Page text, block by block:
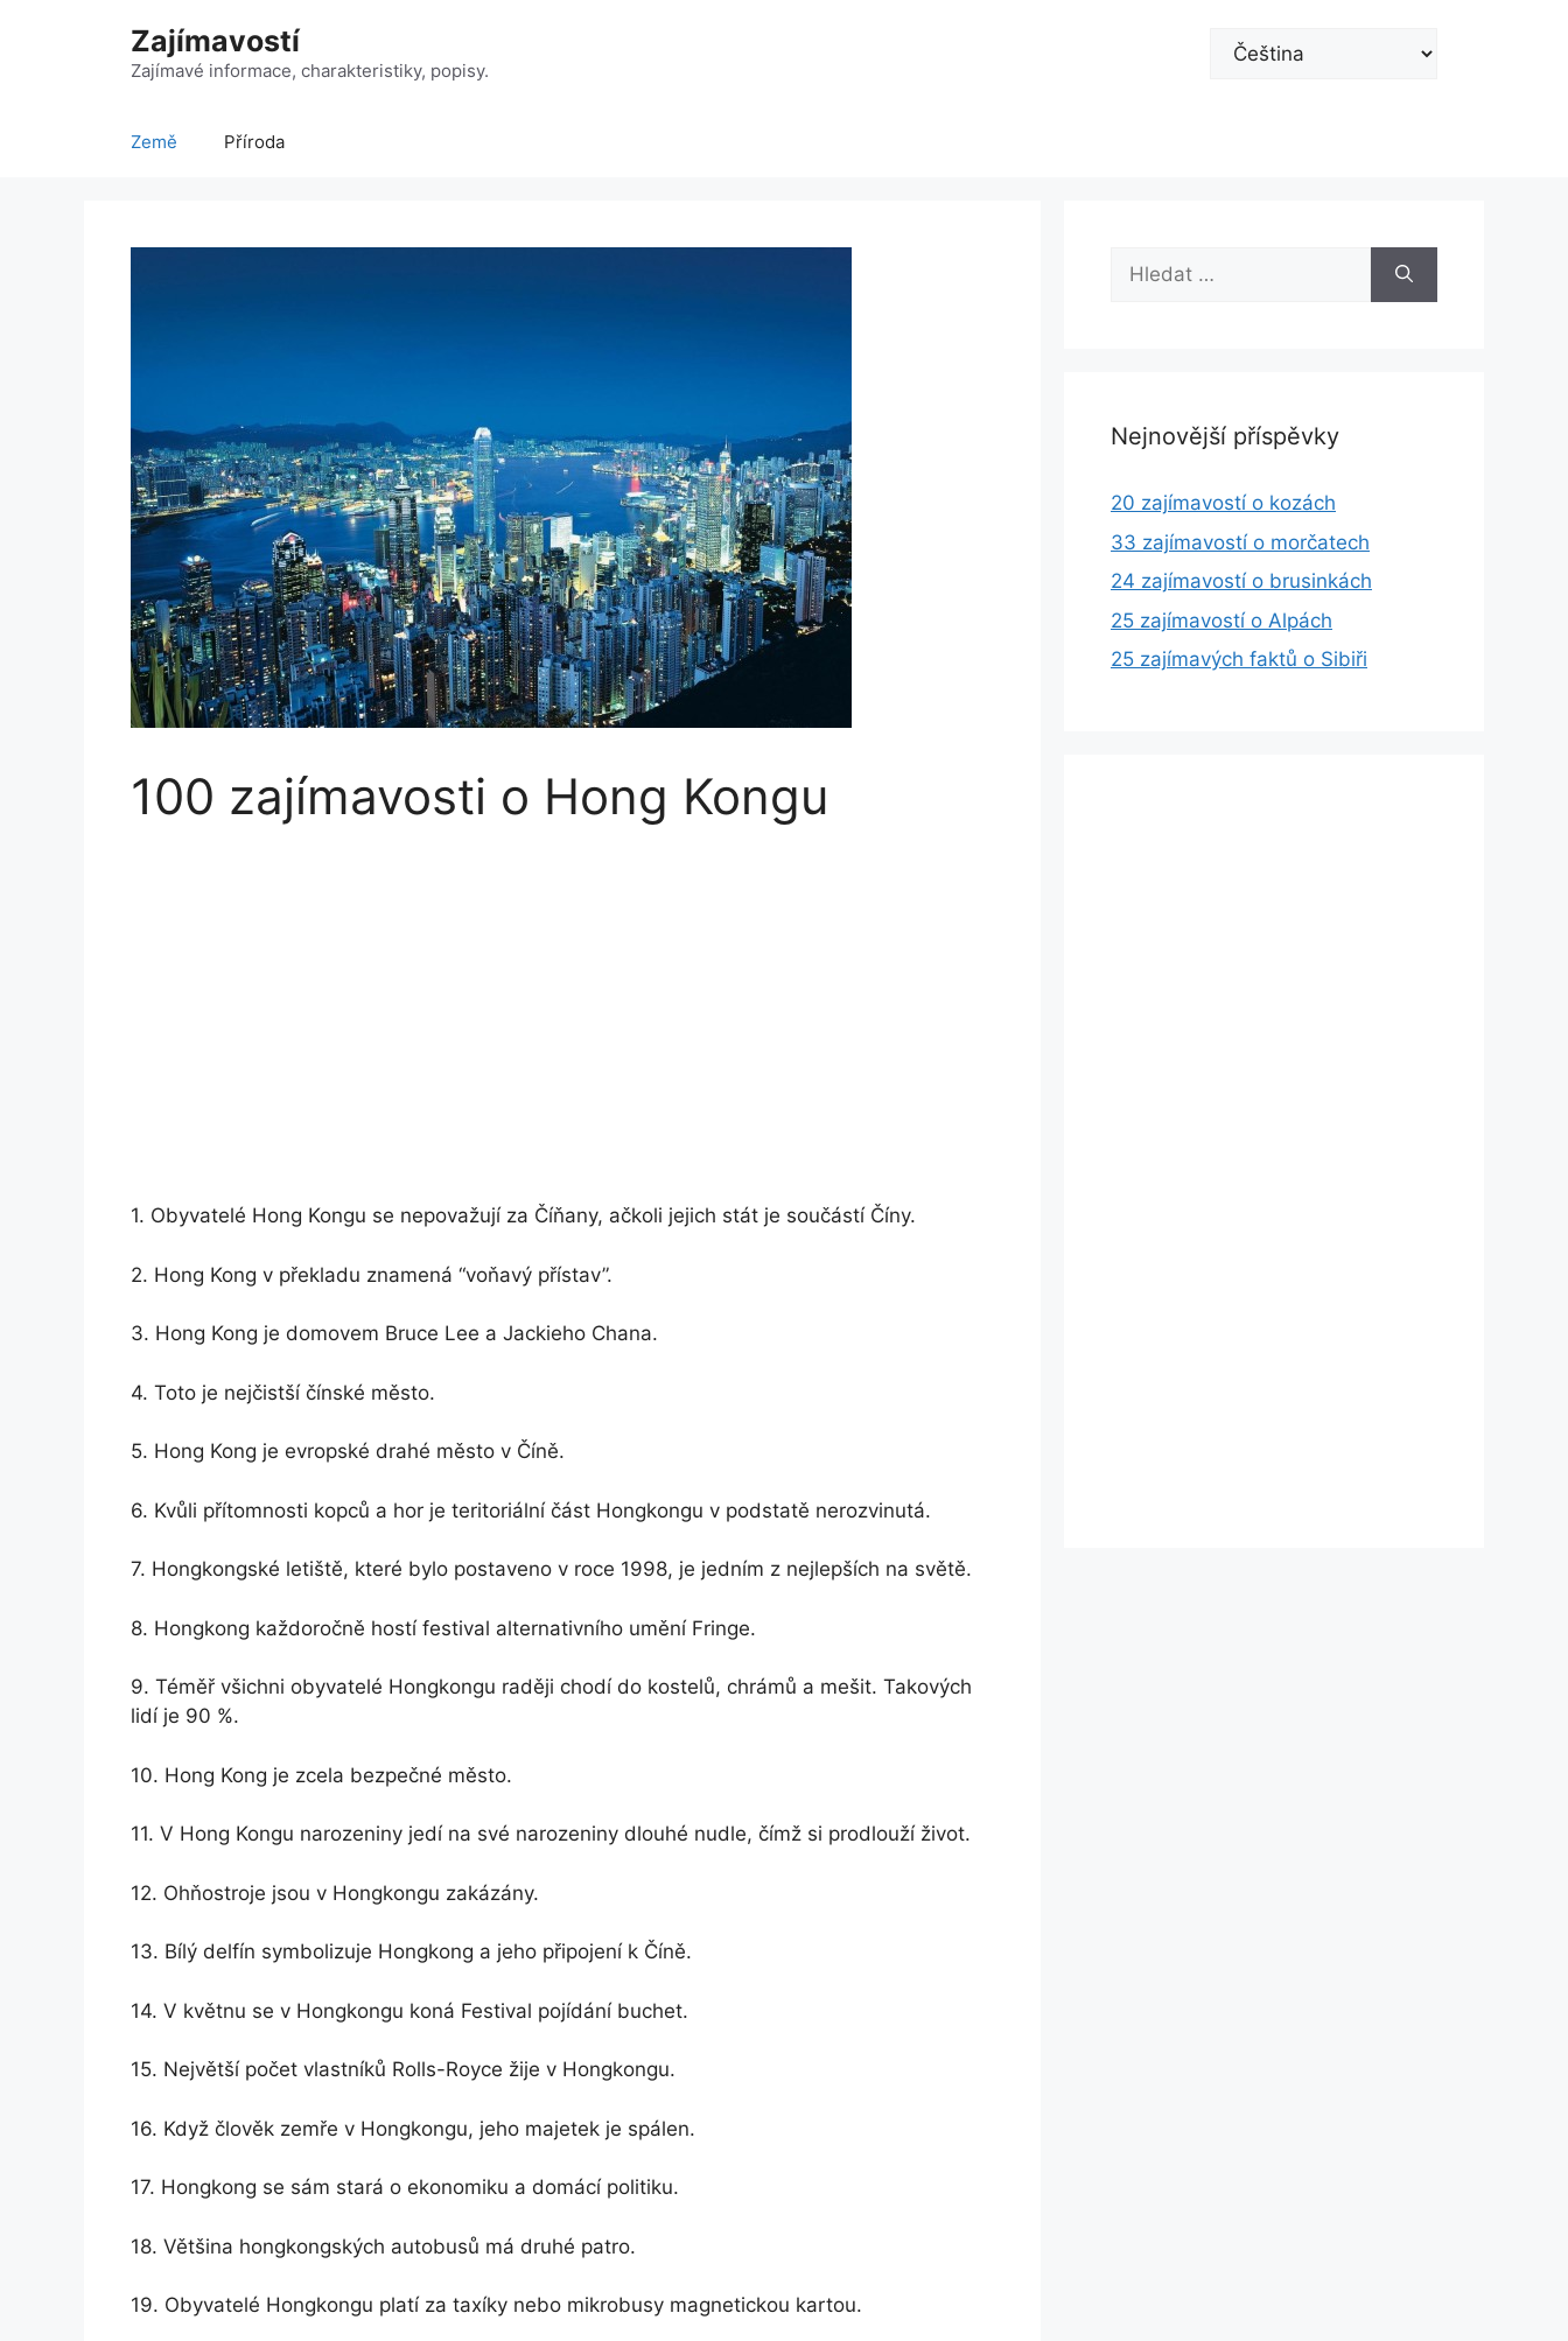
Zajímavostí
Zajímavé informace, charakteristiky, popisy.
Zvolte
Země Příroda
100 zajímavosti o Hong Kongu
1. Obyvatelé Hong Kongu se nepovažují za Číňany, ačkoli jejich stát je součástí Číny.
2. Hong Kong v překladu znamená “voňavý přístav”.
3. Hong Kong je domovem Bruce Lee a Jackieho Chana.
4. Toto je nejčistší čínské město.
5. Hong Kong je evropské drahé město v Číně.
6. Kvůli přítomnosti kopců a hor je teritoriální část Hongkongu v podstatě nerozvinutá.
7. Hongkongské letiště, které bylo postaveno v roce 1998, je jedním z nejlepších na světě.
8. Hongkong každoročně hostí festival alternativního umění Fringe.
9. Téměř všichni obyvatelé Hongkongu raději chodí do kostelů, chrámů a mešit. Takových
lidí je 90 %.
10. Hong Kong je zcela bezpečné město.
11. V Hong Kongu narozeniny jedí na své narozeniny dlouhé nudle, čímž si prodlouží život.
12. Ohňostroje jsou v Hongkongu zakázány.
13. Bílý delfín symbolizuje Hongkong a jeho připojení k Číně.
14. V květnu se v Hongkongu koná Festival pojídání buchet.
15. Největší počet vlastníků Rolls-Royce žije v Hongkongu.
16. Když člověk zemře v Hongkongu, jeho majetek je spálen.
17. Hongkong se sám stará o ekonomiku a domácí politiku.
18. Většina hongkongských autobusů má druhé patro.
19. Obyvatelé Hongkongu platí za taxíky nebo mikrobusy magnetickou kartou.
Hledat:
Nejnovější příspěvky
20 zajímavostí o kozách
33 zajímavostí o morčatech
24 zajímavostí o brusinkách
25 zajímavostí o Alpách
25 zajímavých faktů o Sibiři